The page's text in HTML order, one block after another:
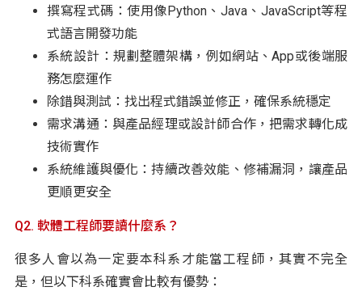
撰寫程式碼：使用像Python、Java、JavaScript等程
式語言開發功能
系統設計：規劃整體架構，例如網站、App或後端服
務怎麼運作
除錯與測試：找出程式錯誤並修正，確保系統穩定
需求溝通：與產品經理或設計師合作，把需求轉化成
技術實作
系統維護與優化：持續改善效能、修補漏洞，讓產品
更順更安全
Q2. 軟體工程師要讀什麼系？
很多人會以為一定要本科系才能當工程師，其實不完全
是，但以下科系確實會比較有優勢：